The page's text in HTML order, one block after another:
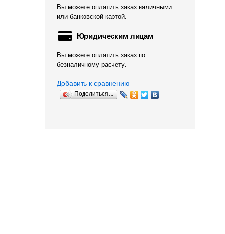
Вы можете оплатить заказ наличными
или банковской картой.
Юридическим лицам
Вы можете оплатить заказ по
безналичному расчету.
Добавить к сравнению
Поделиться…
предварительной...
Flowpipe...
1 368